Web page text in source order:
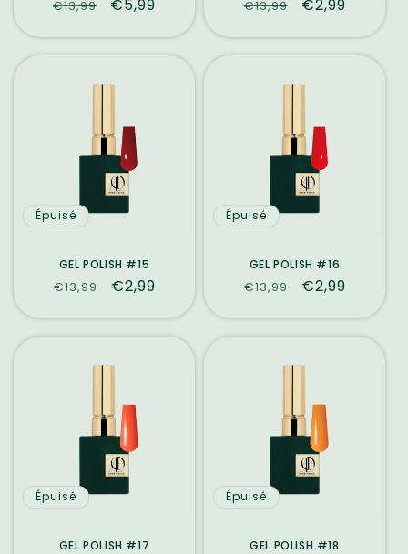
Prix
€13,99
Prix
promotionnel
€5,99
Prix
€13,99
Prix
€2,99
Épuisé
GEL POLISH #15
Prix
€13,99
Prix
promotionnel
€2,99
Épuisé
GEL POLISH #16
Prix
€13,99
Prix
€2,99
Épuisé
GEL POLISH #17
Épuisé
GEL POLISH #18